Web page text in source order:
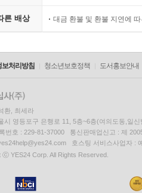
른 배상 대금 환불 및 환불 지연에
보처리방침 청소년보호정책 도서홍보안내
환, 최세라
시 영등포구 은행로 11, 5층~6층(여의도동,일신
번호 : 229-81-37000 통신판매업신고 : 제
호스팅 서비스사업자 :
ⓒ YES24 Corp. All Rights Reserved.